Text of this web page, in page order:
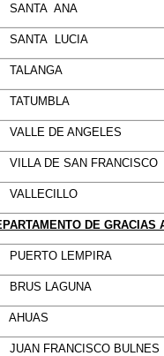
SANTA ANA
SANTA LUCIA
TALANGA
TATUMBLA
VALLE DE ANGELES
VILLA DE SAN FRANCISCO
VALLECILLO
DE GRACIAS
PUERTO LEMPIRA
BRUS LAGUNA
AHUAS
JUAN FRANCISCO BULNES